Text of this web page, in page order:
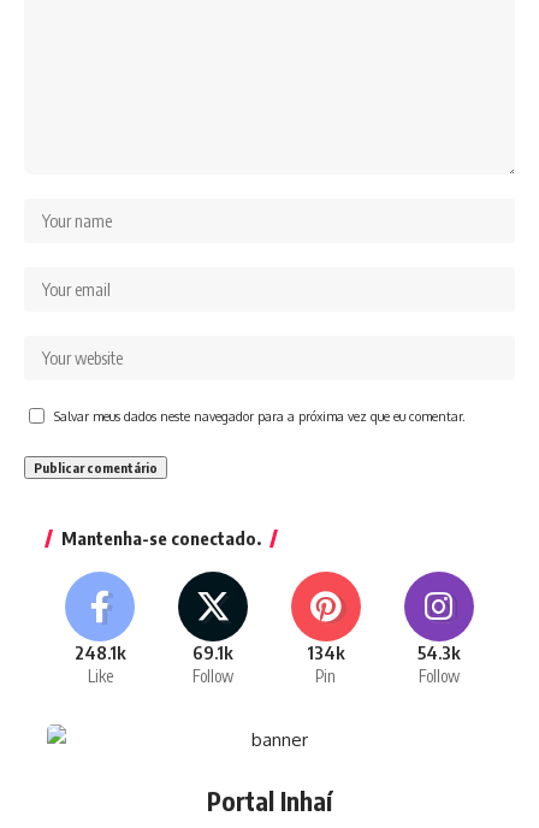
Salvar meus dados neste navegador para a próxima vez que eu comentar.
Mantenha-se conectado.
248.1k
Like
69.1k
Follow
134k
Pin
54.3k
Follow
Portal Inhaí